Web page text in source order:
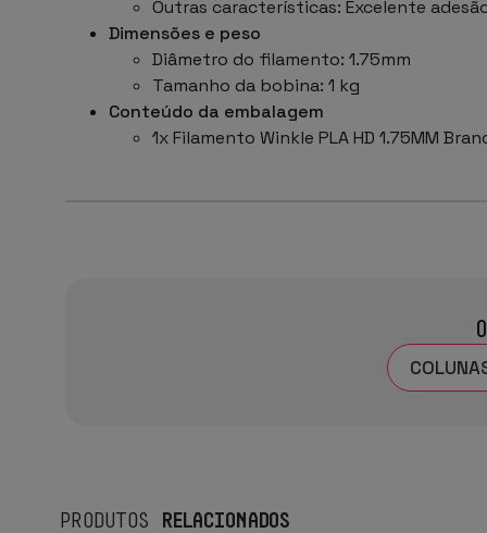
Outras características: Excelente
Dimensões e peso
Diâmetro do filamento: 1.75mm
Tamanho da bobina: 1 kg
Conteúdo da embalagem
1x Filamento Winkle PLA HD 1.75MM
PRODUTOS RELACIONADOS